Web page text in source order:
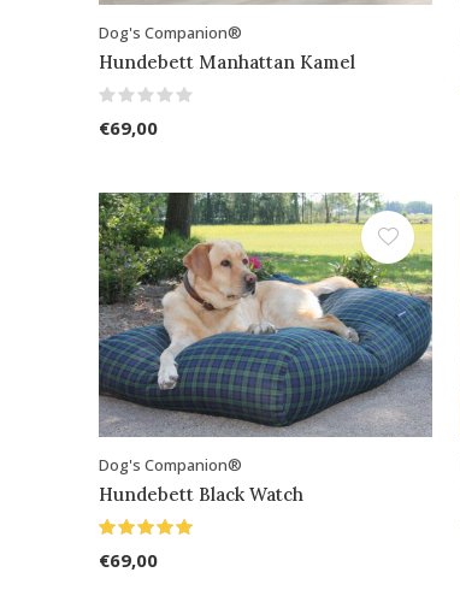
Dog's Companion®
Hundebett Manhattan Kamel
€69,00
Dog's Companion®
Hundebett Black Watch
€69,00